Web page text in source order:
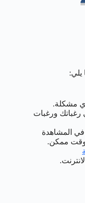
مشكلة.
رغباتك ورغبات
المشاهدة
وقت ممكن.